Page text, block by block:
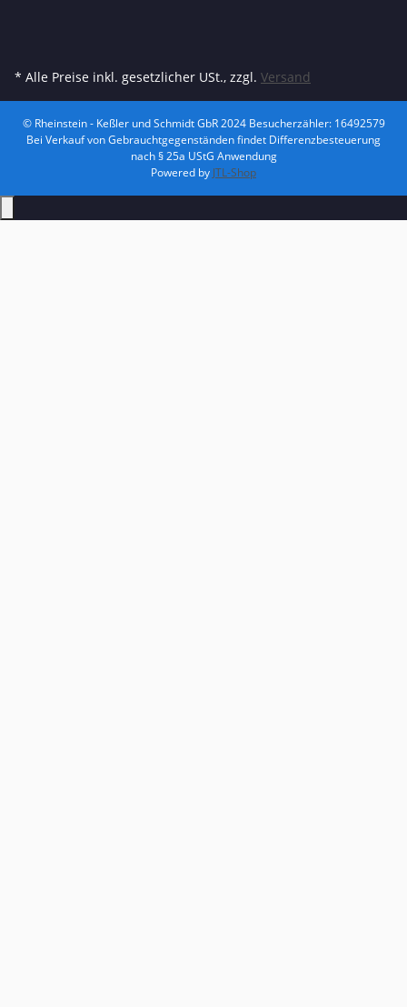
* Alle Preise inkl. gesetzlicher USt., zzgl. Versand
© Rheinstein - Keßler und Schmidt GbR 2024Besucherzähler: 16492579
Bei Verkauf von Gebrauchtgegenständen findet Differenzbesteuerung
nach § 25a UStG Anwendung
Powered by JTL-Shop